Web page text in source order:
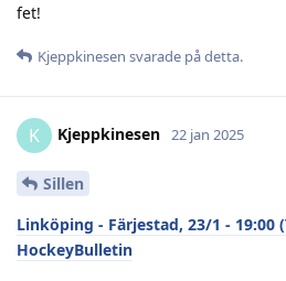
fet!
Kjeppkinesen svarade på detta.
K Kjeppkinesen 22 jan 2025
Sillen
Linköping - Färjestad, 23/1 - 19:00
HockeyBulletin